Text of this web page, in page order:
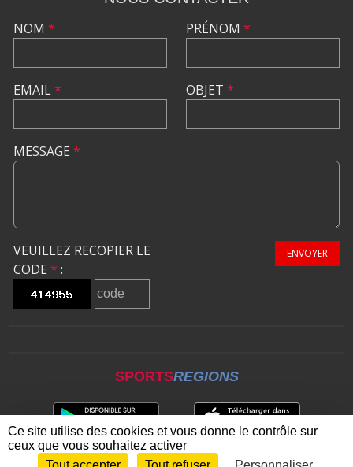
NOM *
EMAIL*
PRÉNOM *
OBJET *
MESSAGE *
VEUILLEZ RECOPIER LE
CODE * :
ENVOYER
SPORTSREGIONS
Ce site utilise des cookies et vous donne le contrôle sur
ceux que vous souhaitez activer